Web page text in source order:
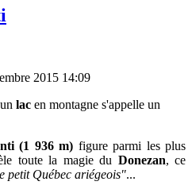
2015 14:09
lac en montagne s'appelle un
(1 936 m) figure parmi les plus
toute la magie du Donezan, ce
petit Québec ariégeois"...